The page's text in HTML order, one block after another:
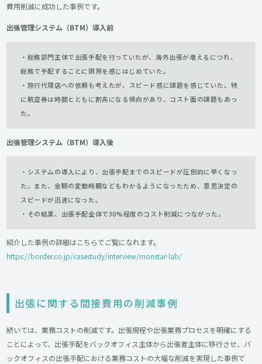
費用削減に成功した事例です。
出張管理システム（BTM）導入前
・総務部門主体で出張手配を行っていたが、海外出張が増えるにつれ、
総務で手配することに限界を感じはじめていた。
・旅行代理店への依頼も考えたが、スピード感に課題を感じていた。特
に航空券は時間とともに割高になる傾向があり、コスト面の課題もあっ
た。
出張管理システム （BTM）導入後
・システムの導入により、出張手配までのスピードが圧倒的に早くなっ
た。また、金額の変動時期などもわかるようになったため、意思決定の
スピードが迅速になった。
・その結果、出張手配全体で30%程度のコスト削減につながった。
紹介した事例の詳細はこちらでご覧になれます。
https://border.co.jp/casestudy/interview/monstar-lab/
出張に関する間接費用の削減事例
続いては、業務コストの削減です。出張規程や出張業務プロセスを明確にする
ことによって、出張手配をバックオフィス主体から出張者主体に移行させ、バ
ックオフィスの出張手配における業務コストの大幅な削減を実現した事例で